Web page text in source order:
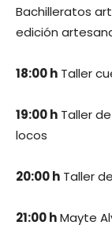
Bachilleratos
edición
18:00 h Taller
19:00 h Taller
locos
20:00 h Taller
21:00 hMayte